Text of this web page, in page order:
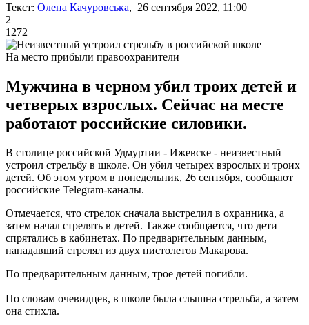
Текст: Олена Качуровська, 26 сентября 2022, 11:00
2
1272
На место прибыли правоохранители
Мужчина в черном убил троих детей и
четверых взрослых. Сейчас на месте
работают российские силовики.
В столице российской Удмуртии - Ижевске - неизвестный
устроил стрельбу в школе. Он убил четырех взрослых и троих
детей. Об этом утром в понедельник, 26 сентября, сообщают
российские Telegram-каналы.
Отмечается, что стрелок сначала выстрелил в охранника, а
затем начал стрелять в детей. Также сообщается, что дети
спрятались в кабинетах. По предварительным данным,
нападавший стрелял из двух пистолетов Макарова.
По предварительным данным, трое детей погибли.
По словам очевидцев, в школе была слышна стрельба, а затем
она стихла.